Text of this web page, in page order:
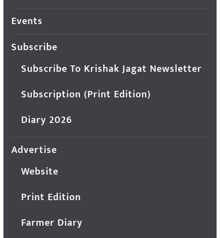
Events
Subscribe
Subscribe To Krishak Jagat Newsletter
Subscription (Print Edition)
Diary 2026
Advertise
Website
Print Edition
Farmer Diary